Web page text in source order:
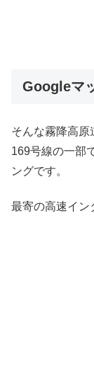
Googleマ
そんな霧降高原
169号線の一部
ングです。
最寄の高速イン